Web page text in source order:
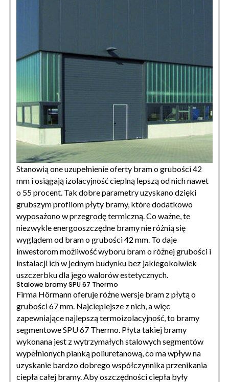
Stanowią one uzupełnienie oferty bram o grubości 42
mm i osiągają izolacyjność cieplną lepszą od nich nawet
o 55 procent. Tak dobre parametry uzyskano dzięki
grubszym profilom płyty bramy, które dodatkowo
wyposażono w przegrodę termiczną. Co ważne, te
niezwykle energooszczędne bramy nie różnią się
wyglądem od bram o grubości 42 mm. To daje
inwestorom możliwość wyboru bram o różnej grubości i
instalacji ich w jednym budynku bez jakiegokolwiek
uszczerbku dla jego walorów estetycznych.
Stalowe bramy SPU 67 Thermo
Firma Hörmann oferuje różne wersje bram z płytą o
grubości 67 mm. Najcieplejsze z nich, a więc
zapewniające najlepszą termoizolacyjność, to bramy
segmentowe SPU 67 Thermo. Płyta takiej bramy
wykonana jest z wytrzymałych stalowych segmentów
wypełnionych pianką poliuretanową, co ma wpływ na
uzyskanie bardzo dobrego współczynnika przenikania
ciepła całej bramy. Aby oszczędności ciepła były